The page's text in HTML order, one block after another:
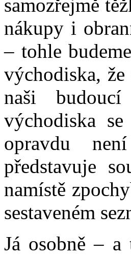
samozřejmě
nákupy i
– tohle
východiska,
naši
východiska
opravdu
představuje
namístě
sestaveném
Já osobně –